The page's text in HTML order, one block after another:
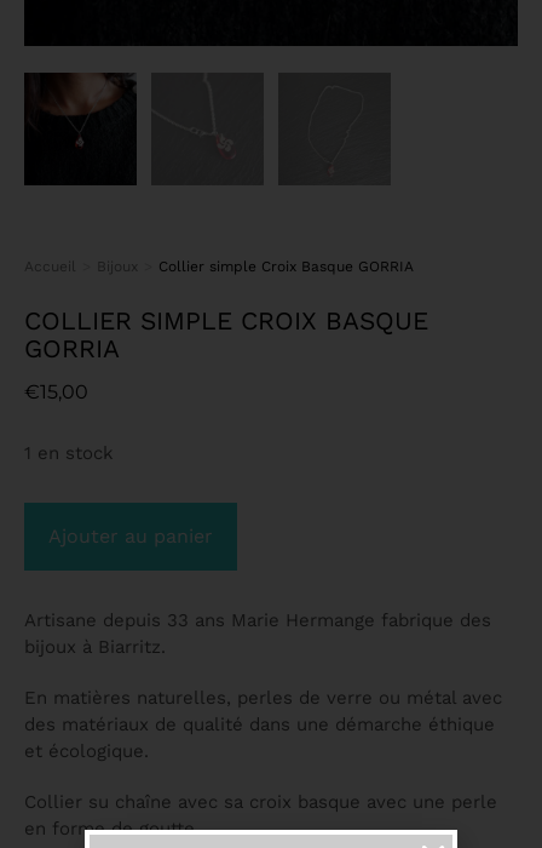
Vous êtes ici :
Accueil Bijoux Collier simple Croix Basque GORRIA
COLLIER SIMPLE CROIX BASQUE
GORRIA
€15,00
1 en stock
Ajouter au panier
Artisane depuis 33 ans Marie Hermange fabrique des
bijoux à Biarritz.
En matières naturelles, perles de verre ou métal avec
des matériaux de qualité dans une démarche éthique
et écologique.
Collier su chaîne avec sa croix basque avec une perle
en forme de goutte.